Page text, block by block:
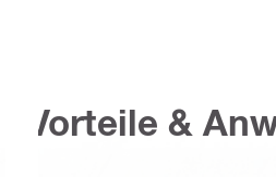
Vorteile &